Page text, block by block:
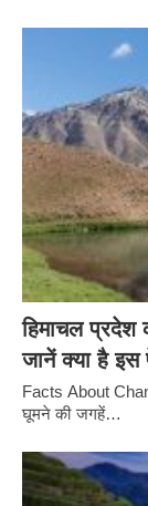
हिमाचल प्रदेश
जानें क्या है
Facts About
घूमने की जगहें…